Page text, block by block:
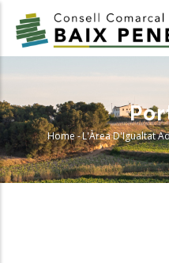
main
Home-L'Àrea D'Igualtat